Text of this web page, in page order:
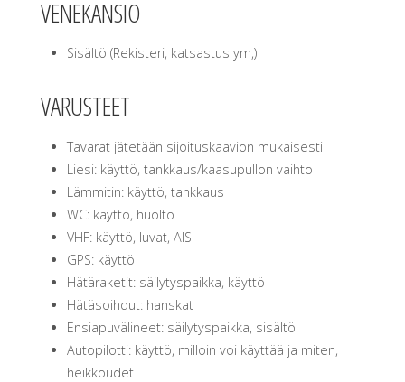
VENEKANSIO
Sisältö (Rekisteri, katsastus ym,)
VARUSTEET
Tavarat jätetään sijoituskaavion mukaisesti
Liesi: käyttö, tankkaus/kaasupullon vaihto
Lämmitin: käyttö, tankkaus
WC: käyttö, huolto
VHF: käyttö, luvat, AIS
GPS: käyttö
Hätäraketit: säilytyspaikka, käyttö
Hätäsoihdut: hanskat
Ensiapuvälineet: säilytyspaikka, sisältö
Autopilotti: käyttö, milloin voi käyttää ja miten,
heikkoudet